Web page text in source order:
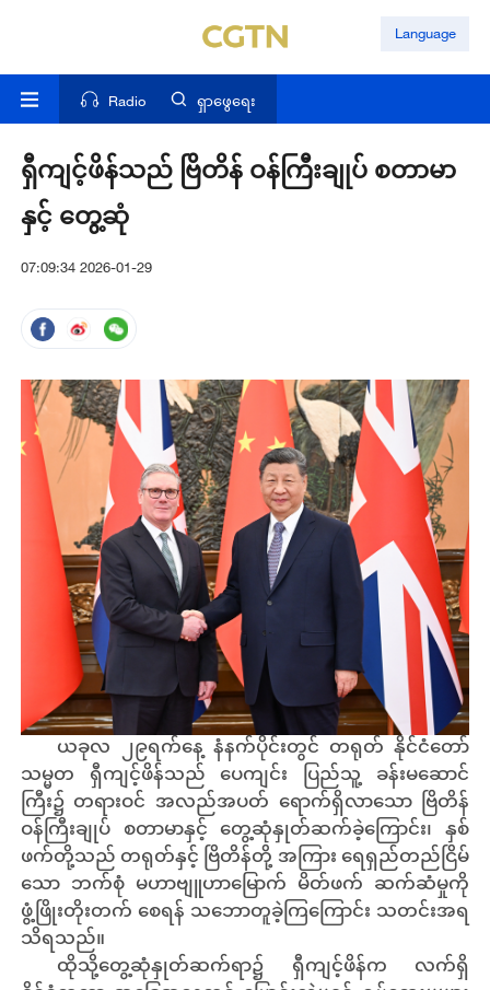
Language
Radio ရှာဖွေရေး
ရှီကျင့်ဖိန်သည် ဗြိတိန် ဝန်ကြီးချုပ် စတာမာ
နှင့် တွေ့ဆုံ
07:09:34 2026-01-29
ယခုလ ၂၉ရက်နေ့ နံနက်ပိုင်းတွင် တရုတ် နိုင်ငံတော်
သမ္မတ ရှီကျင့်ဖိန်သည် ပေကျင်း ပြည်သူ့ ခန်းမဆောင်
ကြီး၌ တရားဝင် အလည်အပတ် ရောက်ရှိလာသော ဗြိတိန်
ဝန်ကြီးချုပ် စတာမာနှင့် တွေ့ဆုံနှုတ်ဆက်ခဲ့ကြောင်း၊ နှစ်
ဖက်တို့သည် တရုတ်နှင့် ဗြိတိန်တို့ အကြား ရေရှည်တည်ငြိမ်
သော ဘက်စုံ မဟာဗျူဟာမြောက် မိတ်ဖက် ဆက်ဆံမှုကို
ဖွံ့ဖြိုးတိုးတက် စေရန် သဘောတူခဲ့ကြကြောင်း သတင်းအရ
သိရသည်။
ထိုသို့တွေ့ဆုံနှုတ်ဆက်ရာ၌ ရှီကျင့်ဖိန်က လက်ရှိ